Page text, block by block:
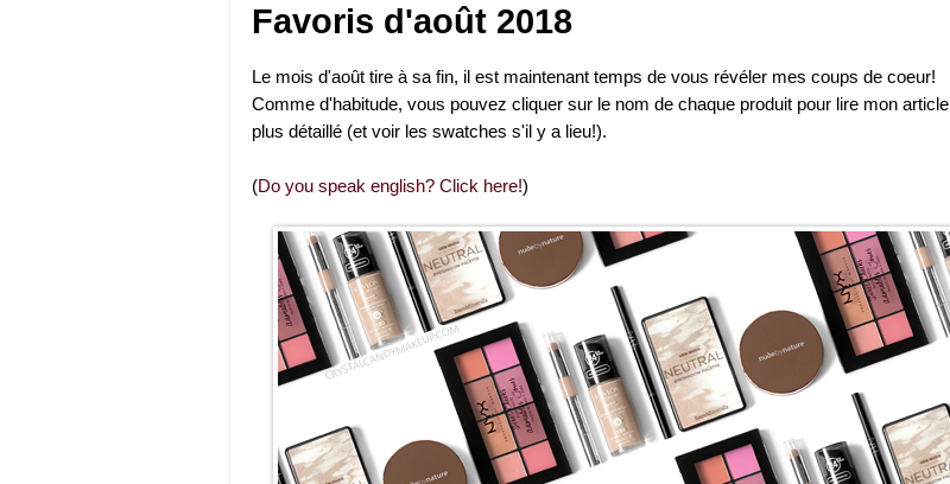
Favoris d'août 2018
Le mois d'août tire à sa fin, il est maintenant temps de vous révéler mes coups de coeur!
Comme d'habitude, vous pouvez cliquer sur le nom de chaque produit pour lire mon article
plus détaillé (et voir les swatches s'il y a lieu!).
(Do you speak english? Click here!)